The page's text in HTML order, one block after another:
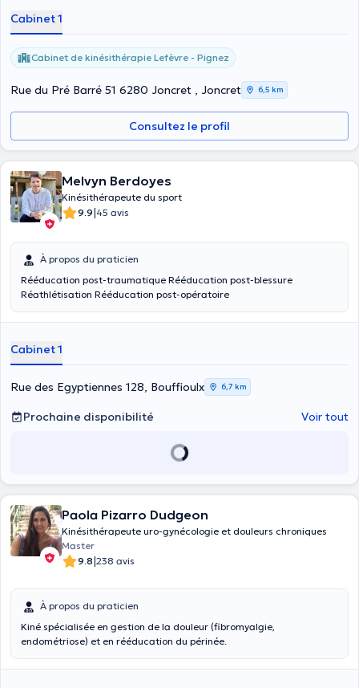
Cabinet 1
Cabinet de kinésithérapie Lefèvre - Pignez
Rue du Pré Barré 51 6280 Joncret , Joncret 6,5 km
Consultez le profil
Melvyn Berdoyes
Kinésithérapeute du sport
9.9|45 avis
À propos du praticien
Rééducation post-traumatique Rééducation post-blessure
Réathlétisation Rééducation post-opératoire
Cabinet 1
Rue des Egyptiennes 128, Bouffioulx 6,7 km
Prochaine disponibilité Voir tout
Paola Pizarro Dudgeon
Kinésithérapeute uro-gynécologie et douleurs chroniques
Master
9.8|238 avis
À propos du praticien
Kiné spécialisée en gestion de la douleur (fibromyalgie,
endométriose) et en rééducation du périnée.